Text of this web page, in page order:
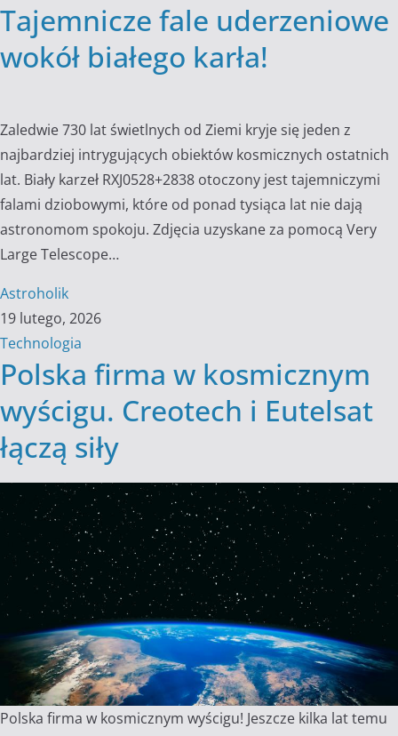
Tajemnicze fale uderzeniowe
wokół białego karła!
Zaledwie 730 lat świetlnych od Ziemi kryje się jeden z
najbardziej intrygujących obiektów kosmicznych ostatnich
lat. Biały karzeł RXJ0528+2838 otoczony jest tajemniczymi
falami dziobowymi, które od ponad tysiąca lat nie dają
astronomom spokoju. Zdjęcia uzyskane za pomocą Very
Large Telescope…
Astroholik
19 lutego, 2026
Technologia
Polska firma w kosmicznym
wyścigu. Creotech i Eutelsat
łączą siły
Polska firma w kosmicznym wyścigu! Jeszcze kilka lat temu